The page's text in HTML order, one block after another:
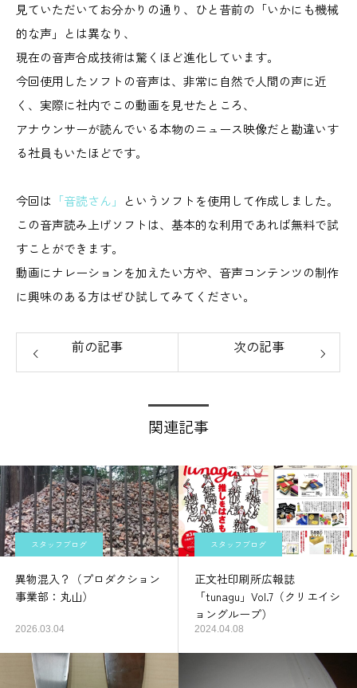
見ていただいてお分かりの通り、ひと昔前の「いかにも機械
的な声」とは異なり、
現在の音声合成技術は驚くほど進化しています。
今回使用したソフトの音声は、非常に自然で人間の声に近
く、実際に社内でこの動画を見せたところ、
アナウンサーが読んでいる本物のニュース映像だと勘違いす
る社員もいたほどです。
今回は 「音読さん」
というソフトを使用して作成しました。
この音声読み上げソフトは、基本的な利用であれば無料で試
すことができます。
動画にナレーションを加えたい方や、音声コンテンツの制作
に興味のある方はぜひ試してみてください。
前の記事 次の記事
関連記事
スタッフブログ
異物混入？（プロダクション
事業部：丸山）
2026.03.04
スタッフブログ
正文社印刷所広報誌
「tunagu」Vol.7（クリエイシ
ョングループ）
2024.04.08